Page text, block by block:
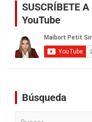
SUSCRÍBETE
YouTube
Búsqueda